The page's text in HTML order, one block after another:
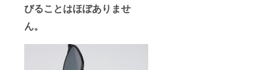
びることはほぼありませ
ん。